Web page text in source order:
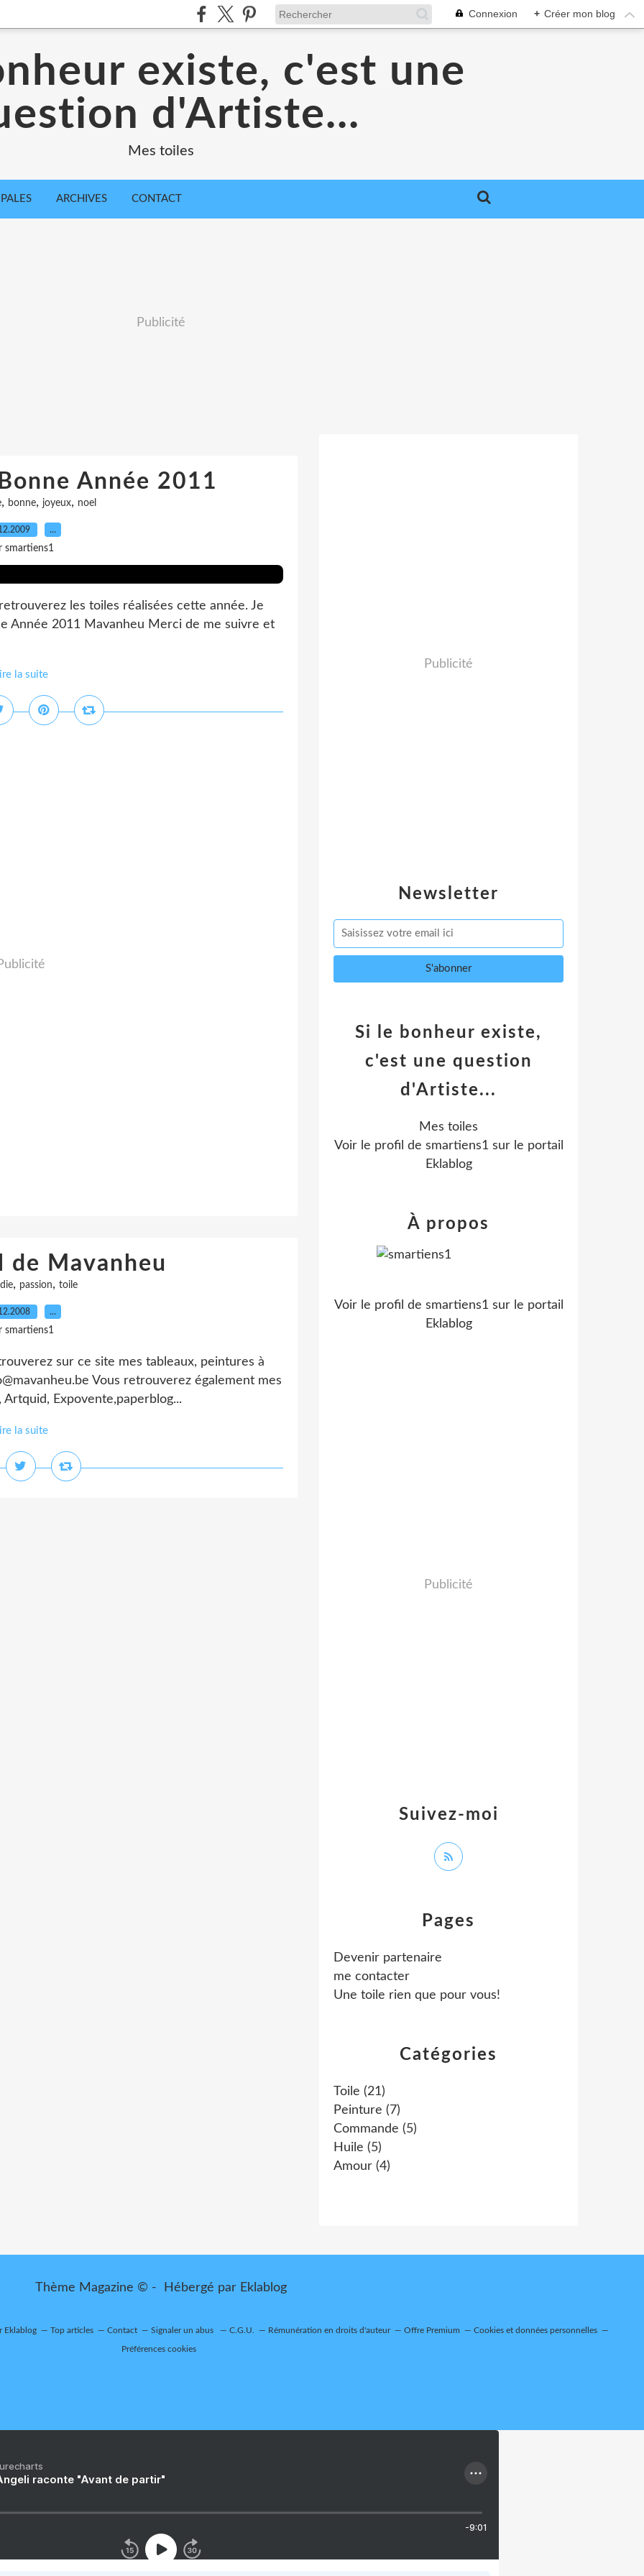
Connexion + Créer mon blog
existe, c'est une
d'Artiste...
Mes toiles
ARCHIVES CONTACT
Publicité
Année 2011
, bonne, joyeux, noel
…
smartiens1
les toiles réalisées cette année. Je
Année 2011 Mavanheu Merci de me suivre et
la suite
Mavanheu
, passion, toile
…
smartiens1
sur ce site mes tableaux, peintures à
Vous retrouverez également mes
Expovente,paperblog...
la suite
Newsletter
Publicité
Catégories
Toile (21)
Peinture (7)
Commande (5)
Huile (5)
Amour (4)
Pages
Devenir partenaire
me contacter
Une toile rien que pour vous!
Si le bonheur existe,
c'est une question
d'Artiste...
Mes toiles
Voir le profil de smartiens1sur le portail
Eklablog
Suivez-moi
À propos
Voir le profil de smartiens1sur le portail
Eklablog
Publicité
Thème Magazine © - Hébergé par Eklablog
Eklablog Top articles Contact Signaler un abus C.G.U. Rémunération en droits d'auteur Offre Premium Cookies et données personnelles
Préférences cookies
raconte "Avant de partir"
-9:01